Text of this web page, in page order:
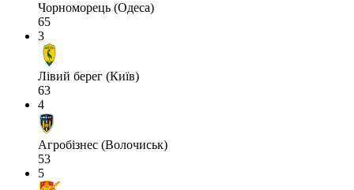
Чорноморець (Одеса)
65
3
Лівий берег (Київ)
63
4
Агробізнес (Волочиськ)
53
5